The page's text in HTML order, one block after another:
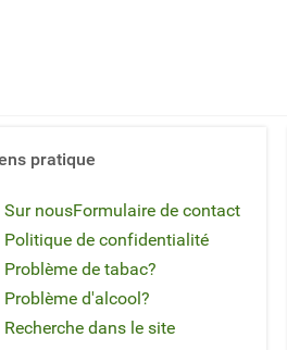
pratique
Sur nousFormulaire de contact
Politique de confidentialité
Problème de tabac?
Problème d'alcool?
Recherche dans le site